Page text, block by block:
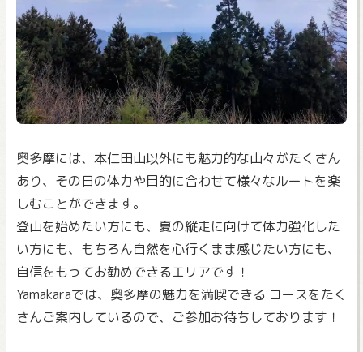
奥多摩には、本仁田山以外にも魅力的な山々がたくさん
あり、その日の体力や目的に合わせて様々なルートを楽
しむことができます。
登山を始めたい方にも、夏の縦走に向けて体力強化した
い方にも、もちろん自然を心行くまま感じたい方にも、
自信をもってお勧めできるエリアです！
Yamakaraでは、奥多摩の魅力を満喫できる コースをたく
さんご案内しているので、ご参加お待ちしております！